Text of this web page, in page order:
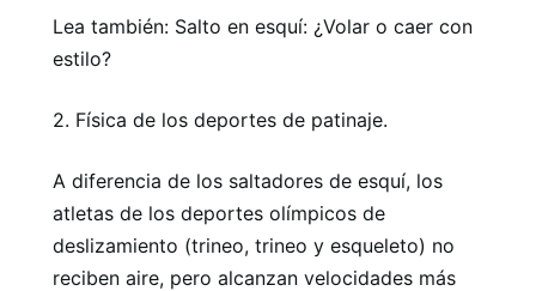
Lea también: Salto en esquí: ¿Volar o caer con
estilo?
2. Física de los deportes de patinaje.
A diferencia de los saltadores de esquí, los
atletas de los deportes olímpicos de
deslizamiento (trineo, trineo y esqueleto) no
reciben aire, pero alcanzan velocidades más